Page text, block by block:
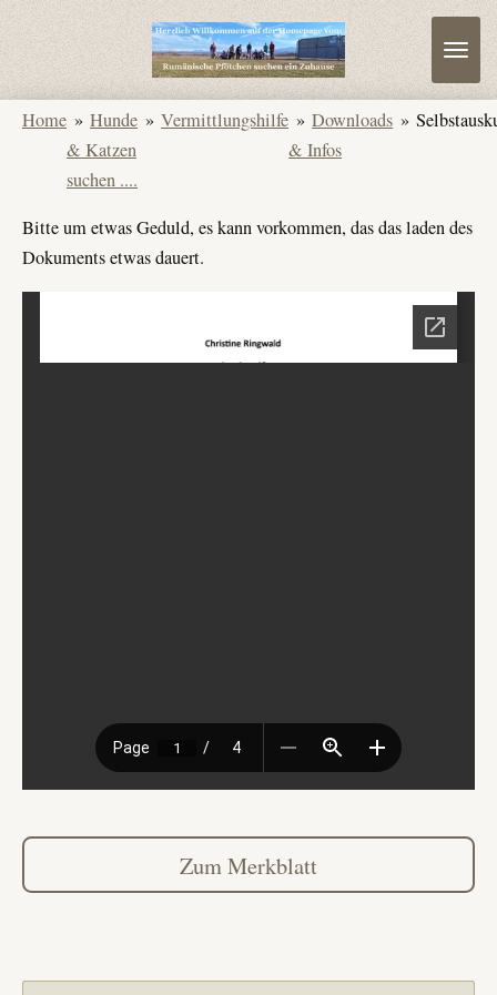
Home » Hunde
& Katzen
suchen ....
» Vermittlungshilfe » Downloads
& Infos
»
Bitte um etwas Geduld, es kann vorkommen, das das laden des
Dokuments etwas dauert.
Zum Merkblatt